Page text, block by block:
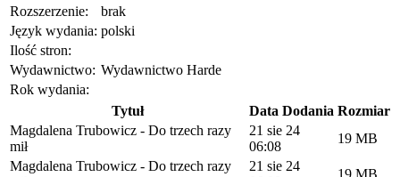
Rozszerzenie:
brak
Język wydania: polski
Ilość stron:
Wydawnictwo: Wydawnictwo Harde
Rok wydania:
Tytuł
Data Dodania Rozmiar
Magdalena Trubowicz - Do trzech razy
mił
21 sie 24
06:08
19 MB
Magdalena Trubowicz - Do trzech razy
21 sie 24
19 MB